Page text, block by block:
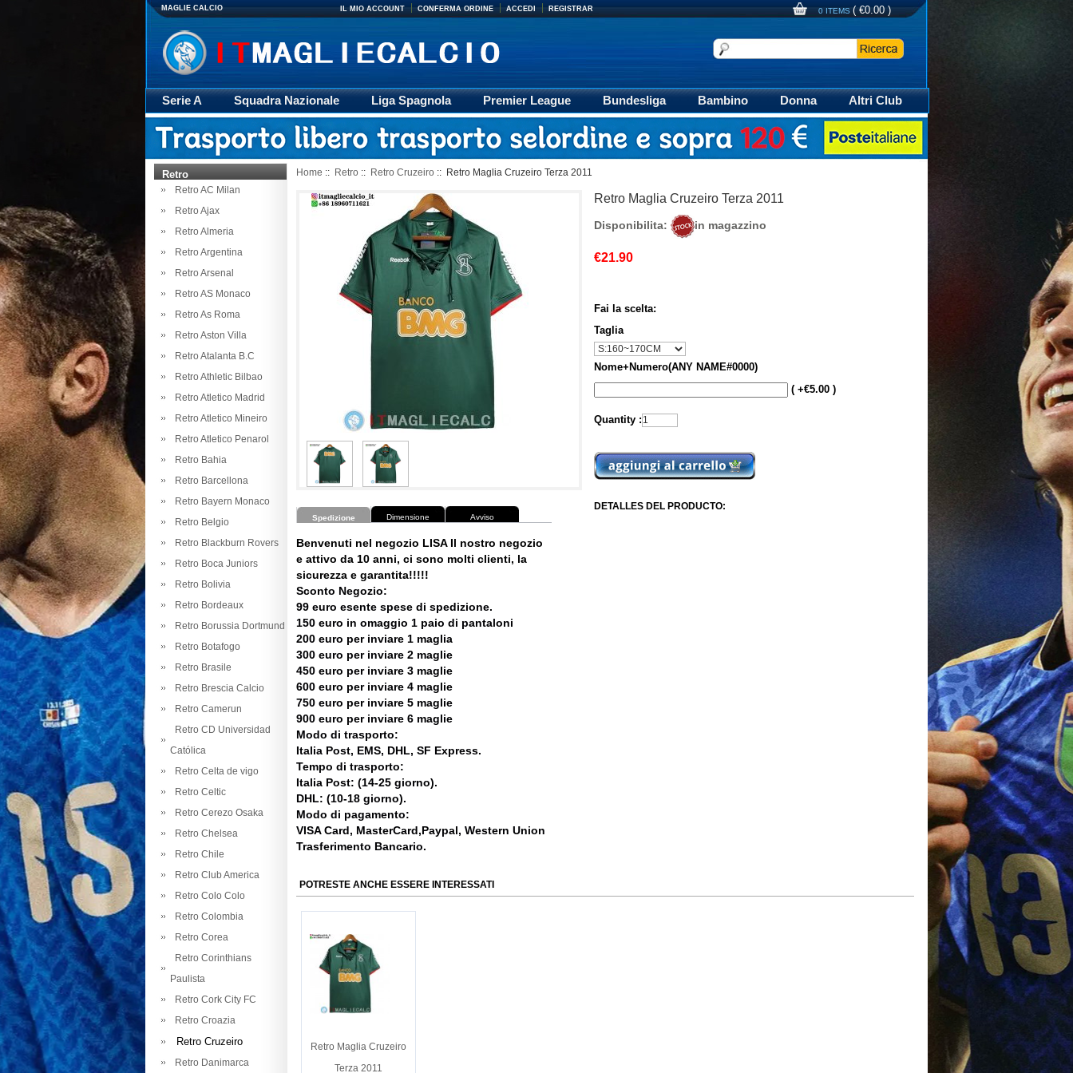
MAGLIE CALCIO IL MIO ACCOUNT CONFERMA ORDINE ACCEDI REGISTRAR 0 ITEMS ( €0.00 )
Serie A Squadra Nazionale Liga Spagnola Premier League Bundesliga Bambino Donna
Altri Club
Giacca
Rugby trasporto Retro Formazione Maglia Calcio Polo
Retro
Retro AC Milan
Retro Ajax
Retro Almeria
Retro Argentina
Retro Arsenal
Retro AS Monaco
Retro As Roma
Retro Aston Villa
Retro Atalanta B.C
Retro Athletic Bilbao
Retro Atletico Madrid
Retro Atletico Mineiro
Retro Atletico Penarol
Retro Bahia
Retro Barcellona
Retro Bayern Monaco
Retro Belgio
Retro Blackburn Rovers
Retro Boca Juniors
Retro Bolivia
Retro Bordeaux
Retro Borussia Dortmund
Retro Botafogo
Retro Brasile
Retro Brescia Calcio
Retro Camerun
Retro CD Universidad
Católica
Retro Celta de vigo
Retro Celtic
Retro Cerezo Osaka
Retro Chelsea
Retro Chile
Retro Club America
Retro Colo Colo
Retro Colombia
Retro Corea
Retro Corinthians
Paulista
Retro Cork City FC
Retro Croazia
Retro Cruzeiro
Retro Danimarca
Home :: Retro :: Retro Cruzeiro :: Retro Maglia Cruzeiro Terza 2011
Spedizione Dimensione Avviso
Benvenuti nel negozio LISA Il nostro negozio
e attivo da 10 anni, ci sono molti clienti, la
sicurezza e garantita!!!!!
Sconto Negozio:
99 euro esente spese di spedizione.
150 euro in omaggio 1 paio di pantaloni
200 euro per inviare 1 maglia
300 euro per inviare 2 maglie
450 euro per inviare 3 maglie
600 euro per inviare 4 maglie
750 euro per inviare 5 maglie
900 euro per inviare 6 maglie
Modo di trasporto:
Italia Post, EMS, DHL, SF Express.
Tempo di trasporto:
Italia Post: (14-25 giorno).
DHL: (10-18 giorno).
Modo di pagamento:
VISA Card, MasterCard,Paypal, Western Union
Trasferimento Bancario.
Retro Maglia Cruzeiro Terza 2011
Disponibilita: in magazzino
€21.90
Fai la scelta:
Taglia
Nome+Numero(ANY NAME#0000)
( +€5.00 )
Quantity :
DETALLES DEL PRODUCTO:
POTRESTE ANCHE ESSERE INTERESSATI
Retro Maglia Cruzeiro
Terza 2011